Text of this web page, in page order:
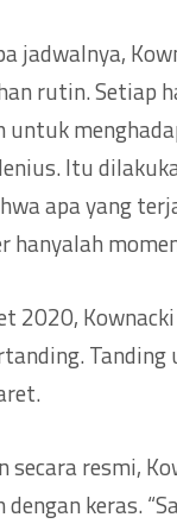
jadwalnya,
rutin. Setiap
untuk
Itu
apa yang
hanyalah
2020,
Tanding
secara resmi,
keras.